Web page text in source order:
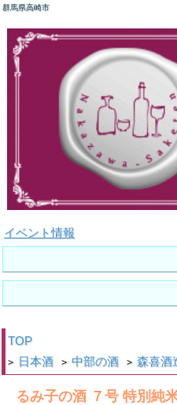
群馬県高崎市
イベント情報
TOP
> 日本酒 > 中部の酒 > 森喜酒
るみ子の酒 ７号 特別